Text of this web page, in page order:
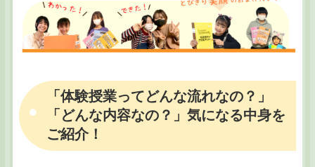
「体験授業ってどんな流れなの？」
「どんな内容なの？」気になる中身を
ご紹介！